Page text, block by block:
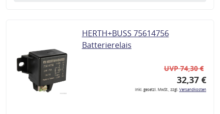
HERTH+BUSS 75614756
Batterierelais
UVP 74,30 €
32,37 €
inkl. gesetzl. MwSt., zzgl.Versandkosten